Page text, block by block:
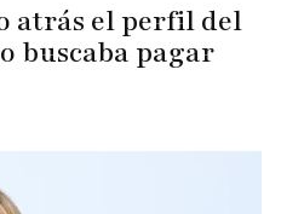
atrás el perfil del
buscaba pagar